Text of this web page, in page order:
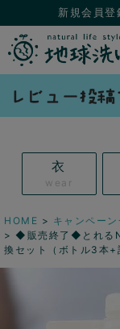
新規会員
衣
wear
HOME
キャンペーン
◆販売終了◆とれる
換セット（ボトル3本+